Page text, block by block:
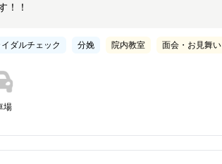
！！
ダルチェック 分娩 院内教室 面会・お見舞い
場